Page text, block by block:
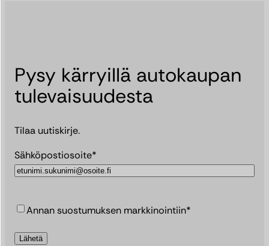
Pysy kärryillä autokaupan
tulevaisuudesta
Tilaa uutiskirje.
Sähköpostiosoite*
C Annan suostumuksen markkinointiin*